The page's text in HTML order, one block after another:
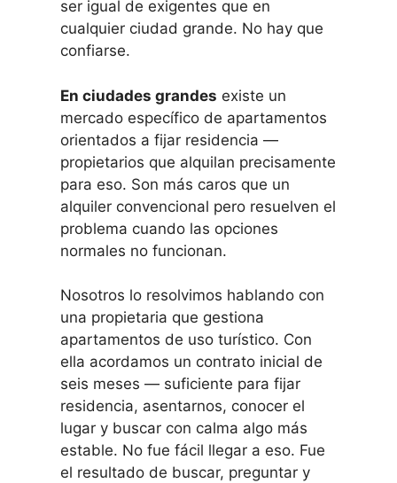
ser igual de exigentes que en
cualquier ciudad grande. No hay que
confiarse.
En ciudades grandes existe un
mercado específico de apartamentos
orientados a fijar residencia —
propietarios que alquilan precisamente
para eso. Son más caros que un
alquiler convencional pero resuelven el
problema cuando las opciones
normales no funcionan.
Nosotros lo resolvimos hablando con
una propietaria que gestiona
apartamentos de uso turístico. Con
ella acordamos un contrato inicial de
seis meses — suficiente para fijar
residencia, asentarnos, conocer el
lugar y buscar con calma algo más
estable. No fue fácil llegar a eso. Fue
el resultado de buscar, preguntar y